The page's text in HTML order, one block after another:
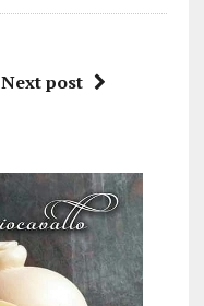
Next post